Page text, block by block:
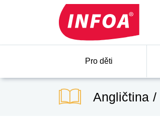
Pro děti
Angličtina